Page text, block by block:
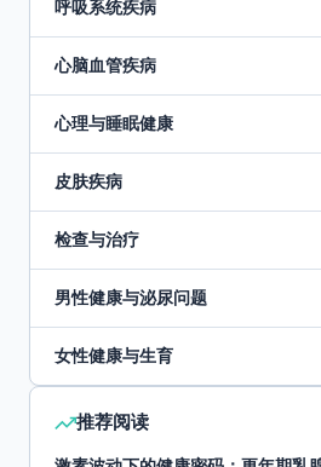
呼吸系统疾病
心脑血管疾病
心理与睡眠健康
皮肤疾病
检查与治疗
男性健康与泌尿问题
女性健康与生育
推荐阅读